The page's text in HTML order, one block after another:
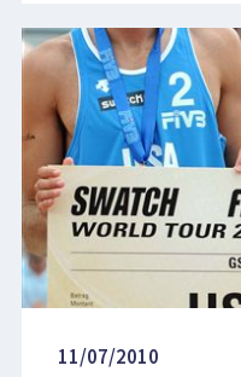
11/07/2010